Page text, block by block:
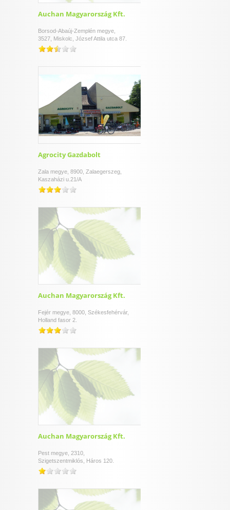
Auchan Magyarország Kft.
Borsod-Abaúj-Zemplén megye,
3527, Miskolc, József Attila utca 87.
Agrocity Gazdabolt
Zala megye, 8900, Zalaegerszeg,
Kaszaházi u.21/A
Auchan Magyarország Kft.
Fejér megye, 8000, Székesfehérvár,
Holland fasor 2.
Auchan Magyarország Kft.
Pest megye, 2310,
Szigetszentmiklós, Háros 120.